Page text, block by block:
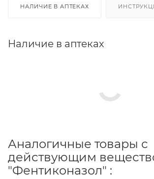
НАЛИЧИЕ В АПТЕКАХ
Наличие в аптеках
Аналогичные товары с
действующим
"Фентиконазол" :